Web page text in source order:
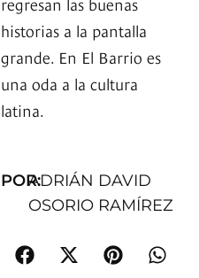
historias a la pantalla
grande. En El Barrio es
una oda a la cultura
latina.
POR:ADRIÁN DAVID
OSORIO RAMÍREZ